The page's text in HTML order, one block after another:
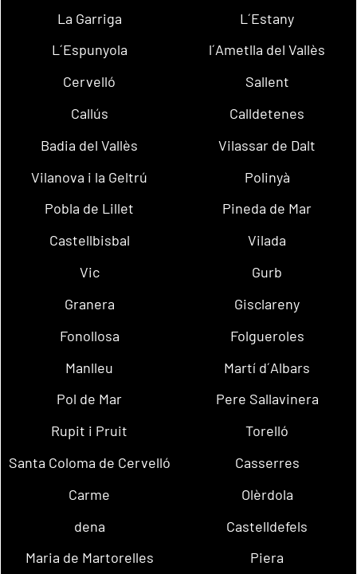
La Garriga
L´Estany
L´Espunyola
l´Ametlla del Vallès
Cervelló
Sallent
Callús
Calldetenes
Badia del Vallès
Vilassar de Dalt
Vilanova i la Geltrú
Polinyà
Pobla de Lillet
Pineda de Mar
Castellbisbal
Vilada
Vic
Gurb
Granera
Gisclareny
Fonollosa
Folgueroles
Manlleu
Martí d´Albars
Pol de Mar
Pere Sallavinera
Rupit i Pruit
Torelló
Santa Coloma de Cervelló
Casserres
Carme
Olèrdola
dena
Castelldefels
Maria de Martorelles
Piera